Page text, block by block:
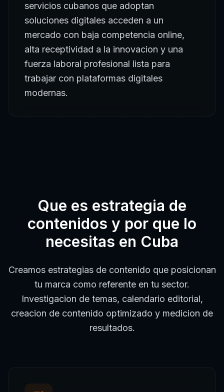
servicios cubanos que adoptan
soluciones digitales acceden a un
mercado con baja competencia online,
alta receptividad a la innovacion y una
fuerza laboral profesional lista para
trabajar con plataformas digitales
modernas.
Que es estrategia de
contenidos y por que lo
necesitas en Cuba
Creamos estrategias de contenido que posicionan
tu marca como referente en tu sector.
Investigacion de temas, calendario editorial,
creacion de contenido optimizado y medicion de
resultados.